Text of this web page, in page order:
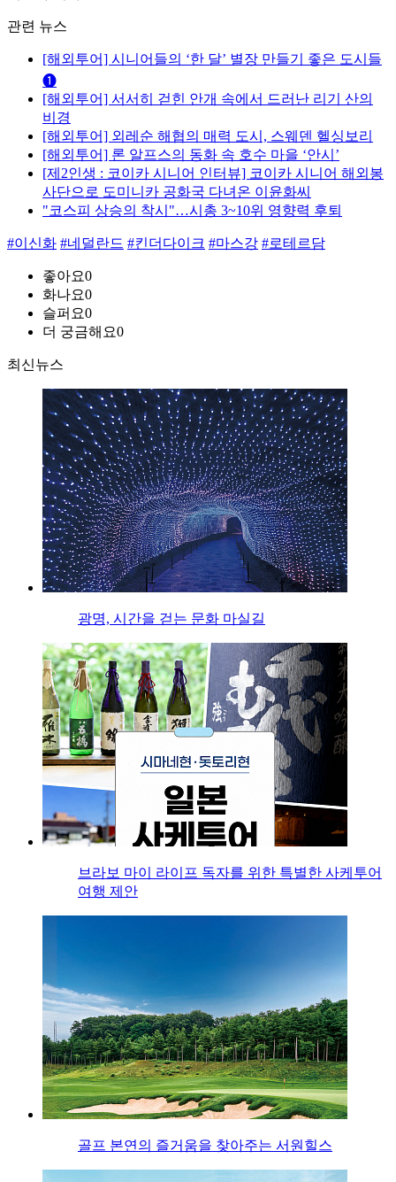
관련 뉴스
[해외투어] 시니어들의 ‘한 달’ 별장 만들기 좋은 도시들
❶
[해외투어] 서서히 걷힌 안개 속에서 드러난 리기 산의
비경
[해외투어] 외레순 해협의 매력 도시, 스웨덴 헬싱보리
[해외투어] 론 알프스의 동화 속 호수 마을 ‘안시’
[제2인생 : 코이카 시니어 인터뷰] 코이카 시니어 해외봉
사단으로 도미니카 공화국 다녀온 이윤화씨
"코스피 상승의 착시"…시총 3~10위 영향력 후퇴
#이신화 #네덜란드 #킨더다이크 #마스강 #로테르담
좋아요0
화나요0
슬퍼요0
더 궁금해요0
최신뉴스
광명, 시간을 걷는 문화 마실길
브라보 마이 라이프 독자를 위한 특별한 사케투어
여행 제안
골프 본연의 즐거움을 찾아주는 서원힐스